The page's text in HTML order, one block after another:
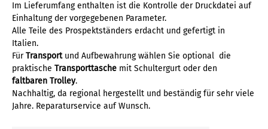
Im Lieferumfang enthalten ist die Kontrolle der Druckdatei auf
Einhaltung der vorgegebenen Parameter.
Alle Teile des Prospektständers erdacht und gefertigt in
Italien.
FürTransport und Aufbewahrung wählen Sie optional die
praktische Transporttasche mit Schultergurt oder den
faltbaren Trolley.
Nachhaltig, da regional hergestellt und beständig für sehr viele
Jahre. Reparaturservice auf Wunsch.